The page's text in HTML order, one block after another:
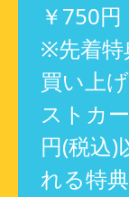
￥750円
※先着特
買い上
ストカ
円(税込
れる特